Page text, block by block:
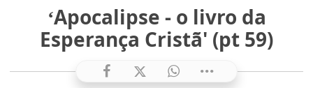
‘Apocalipse - o livro da
Esperança Cristã' (pt 59)